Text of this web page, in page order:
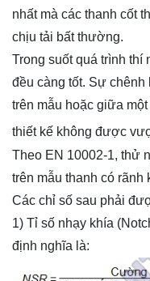
nhất mà các thanh cốt
chịu tải bất thường.
Trong suốt quá trình thí
đều càng tốt. Sự
trên mẫu hoặc giữa
thiết kế không được
Theo EN 10002-1, thử
trên mẫu thanh có rãnh
Các chỉ số sau phải
1) Tỉ số nhạy khía
định nghĩa là: